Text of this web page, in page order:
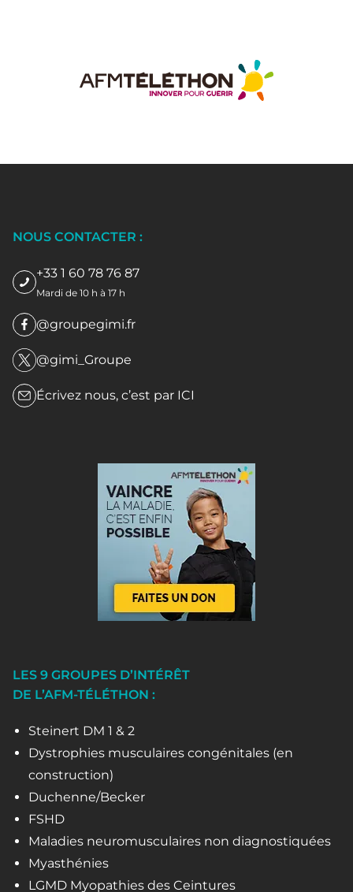
NOUS CONTACTER :
+33 1 60 78 76 87
Mardi de 10 h à 17 h
@groupegimi.fr
@gimi_Groupe
Écrivez nous, c’est par ICI
LES 9 GROUPES D’INTÉRÊT
DE L’AFM-TÉLÉTHON :
Steinert DM 1 & 2
Dystrophies musculaires congénitales (en
construction)
Duchenne/Becker
FSHD
Maladies neuromusculaires non diagnostiquées
Myasthénies
LGMD Myopathies des Ceintures